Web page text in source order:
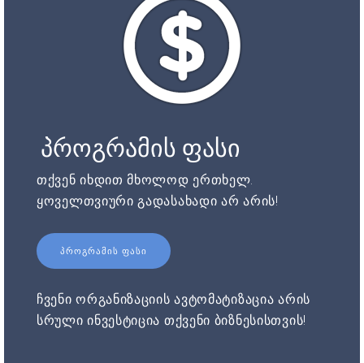
პროგრამის ფასი
თქვენ იხდით მხოლოდ ერთხელ.
ყოველთვიური გადასახადი არ არის!
ᲞᲠᲝᲒᲠᲐᲛᲘᲡ ᲤᲐᲡᲘ
ჩვენი ორგანიზაციის ავტომატიზაცია არის
სრული ინვესტიცია თქვენი ბიზნესისთვის!